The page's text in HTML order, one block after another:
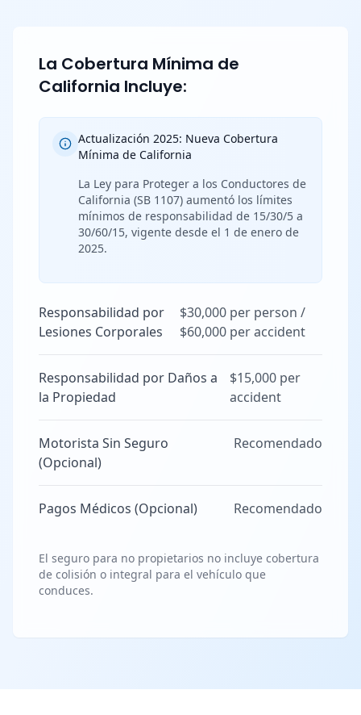
La Cobertura Mínima de
California Incluye:
Actualización 2025: Nueva Cobertura
Mínima de California
La Ley para Proteger a los Conductores de
California (SB 1107) aumentó los límites
mínimos de responsabilidad de 15/30/5 a
30/60/15, vigente desde el 1 de enero de
2025.
Responsabilidad por
Lesiones Corporales
$30,000 per person /
$60,000 per accident
Responsabilidad por Daños a
la Propiedad
$15,000 per
accident
Motorista Sin Seguro
(Opcional)
Recomendado
Pagos Médicos (Opcional) Recomendado
El seguro para no propietarios no incluye cobertura
de colisión o integral para el vehículo que
conduces.